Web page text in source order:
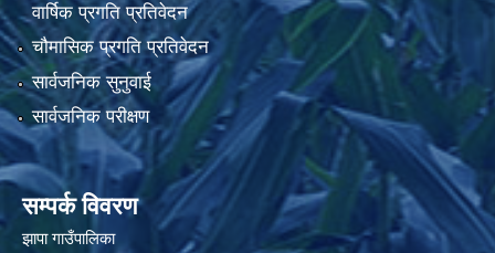
वार्षिक प्रगति प्रतिवेदन
चौमासिक प्रगति प्रतिवेदन
सार्वजनिक सुनुवाई
सार्वजनिक परीक्षण
सम्पर्क विवरण
झापा गाउँपालिका